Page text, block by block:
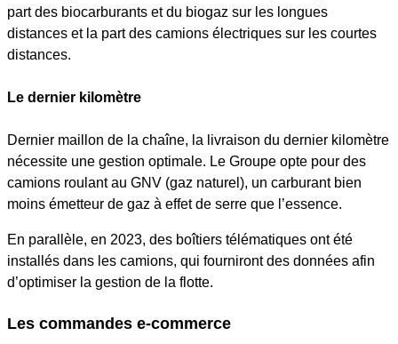
part des biocarburants et du biogaz sur les longues
distances et la part des camions électriques sur les courtes
distances.
Le dernier kilomètre
Dernier maillon de la chaîne, la livraison du dernier kilomètre
nécessite une gestion optimale. Le Groupe opte pour des
camions roulant au GNV (gaz naturel), un carburant bien
moins émetteur de gaz à effet de serre que l’essence.
En parallèle, en 2023, des boîtiers télématiques ont été
installés dans les camions, qui fourniront des données afin
d’optimiser la gestion de la flotte.
Les commandes e-commerce